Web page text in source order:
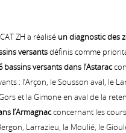
gersoise
agro-écologiques
ZH a réalisé un diagnostic des
versantsdéfinis comme
bassins versants dans l’Astarac
: l’Arçon, le Sousson aval, le
et la Gimone en aval de la
l’Armagnacconcernant les cours
Larrazieu, la Moulié, le